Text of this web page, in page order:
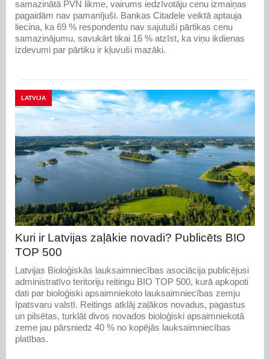
samazinātā PVN likme, vairums iedzīvotāju cenu izmaiņas
pagaidām nav pamanījuši. Bankas Citadele veiktā aptauja
liecina, ka 69 % respondentu nav sajutuši pārtikas cenu
samazinājumu, savukārt tikai 16 % atzīst, ka viņu ikdienas
izdevumi par pārtiku ir kļuvuši mazāki.
LATVIJA
Kuri ir Latvijas zaļākie novadi? Publicēts BIO
TOP 500
Latvijas Bioloģiskās lauksaimniecības asociācija publicējusi
administratīvo teritoriju reitingu BIO TOP 500, kurā apkopoti
dati par bioloģiski apsaimniekoto lauksaimniecības zemju
īpatsvaru valstī. Reitings atklāj zaļākos novadus, pagastus
un pilsētas, turklāt divos novados bioloģiski apsaimniekotā
zeme jau pārsniedz 40 % no kopējās lauksaimniecības
platības.